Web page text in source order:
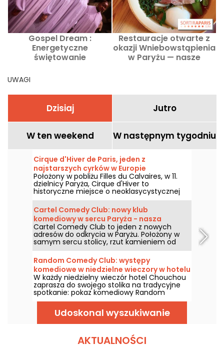
Gospel Dream :
Energetyczne
świętowanie
gospelu w sierpniu 2026
Restauracje otwarte z
okazji Wniebowstąpienia
w Paryżu — nasze
UWAGI
Dzisiaj Jutro
W ten weekend W następnym tygodniu
Cirque d'Hiver de Paris, jeden z
najstarszych cyrków w Europie
Położony w pobliżu Filles du Calvaires, w 11.
dzielnicy Paryża, Cirque d'Hiver to
historyczne miejsce o neoklasycystycznej
architekturze. Jeden z najstarszych stałych
cyrków w Europie, nadal prezentuje sztukę
cyrkową ku uciesze rodzin.
Cartel Comedy Club: nowy klub
komediowy w sercu Paryża - nasza
recenzja
Cartel Comedy Club to jeden z nowych
adresów do odkrycia w Paryżu. Położony w
samym sercu stolicy, rzut kamieniem od
Hôtel de Ville, Cartel Comedy Club to także
bar i restauracja. Wypróbowaliśmy go i
wydaliśmy nasz werdykt!
Random Comedy Club: występy
komediowe w niedzielne wieczory w hotelu
Chouchou w Paryżu
W każdy niedzielny wieczór hotel Chouchou
zaprasza do swojego stolika na tradycyjne
spotkanie: pokaz komediowy Random
Comedy Club. W guinguette, pośród desek
aperitifowych i koktajli, nowe zalążki komedii i
gwiazdy śmiechu na zmianę wchodzą na
scenę, aby wziąć udział w żywym stand-
Udoskonal wyszukiwanie
AKTUALNOŚCI